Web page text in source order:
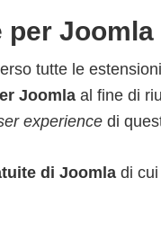
per Joomla
tutte le
Joomla al fine di
experience di
di Joomla di